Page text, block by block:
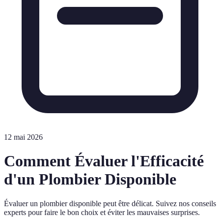
12 mai 2026
Comment Évaluer l'Efficacité
d'un Plombier Disponible
Évaluer un plombier disponible peut être délicat. Suivez nos conseils
experts pour faire le bon choix et éviter les mauvaises surprises.